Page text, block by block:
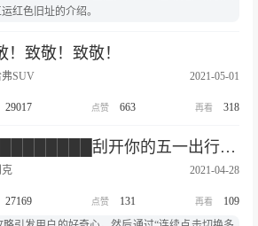
红色旧址的介绍。
！致敬！致敬！
弗SUV 2021-05-01
29017 663 318
██████████刮开你的五一出行惊喜
2021-04-28
27169 131
109